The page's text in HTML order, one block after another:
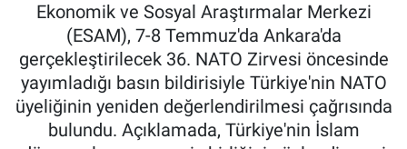
Ekonomik ve Sosyal Araştırmalar Merkezi
(ESAM), 7-8 Temmuz'da Ankara'da
gerçekleştirilecek 36. NATO Zirvesi öncesinde
yayımladığı basın bildirisiyle Türkiye'nin NATO
üyeliğinin yeniden değerlendirilmesi çağrısında
bulundu. Açıklamada, Türkiye'nin İslam